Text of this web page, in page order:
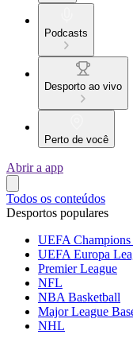
Podcasts
Desporto ao vivo
Perto de você
Abrir a app
Todos os conteúdos
Desportos populares
UEFA Champions
UEFA Europa
Premier League
NFL
NBA Basketball
Major League
NHL